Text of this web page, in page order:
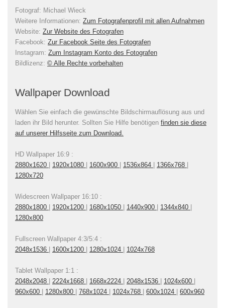
Fotograf: Michael Wieck
Weitere Informationen: Zum Fotografenprofil mit allen Aufnahmen
Website: Zur Website des Fotografen
Facebook: Zur Facebook Seite des Fotografen
Instagram: Zum Instagram Konto des Fotografen
Bildlizenz: © Alle Rechte vorbehalten
Wallpaper Download
Wählen Sie einfach die gewünschte Bildschirmauflösung aus und
laden ihr Bild herunter. Sollten Sie Hilfe benötigen finden sie diese
auf unserer Hilfsseite zum Download.
HD Wallpaper 16:9 :
2880x1620 | 1920x1080 | 1600x900 | 1536x864 | 1366x768 |
1280x720
Widescreen Wallpaper 16:10 :
2880x1800 | 1920x1200 | 1680x1050 | 1440x900 | 1344x840 |
1280x800
Fullscreen Wallpaper 4:3/5:4 :
2048x1536 | 1600x1200 | 1280x1024 | 1024x768
Tablet Wallpaper 1:1 :
2048x2048 | 2224x1668 | 1668x2224 | 2048x1536 | 1024x600 |
960x600 | 1280x800 | 768x1024 | 1024x768 | 600x1024 | 600x960